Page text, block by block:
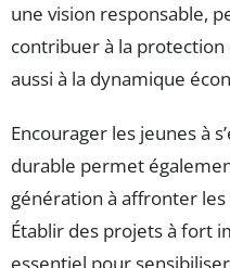
une vision responsable,
contribuer à la protection
aussi à la dynamique
Encourager les jeunes à
durable permet
génération à affronter
Établir des projets à fort